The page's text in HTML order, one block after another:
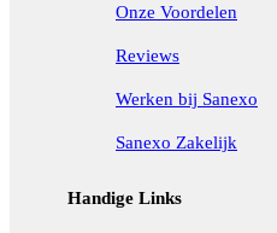
Onze Voordelen
Reviews
Werken bij Sanexo
Sanexo Zakelijk
Handige Links